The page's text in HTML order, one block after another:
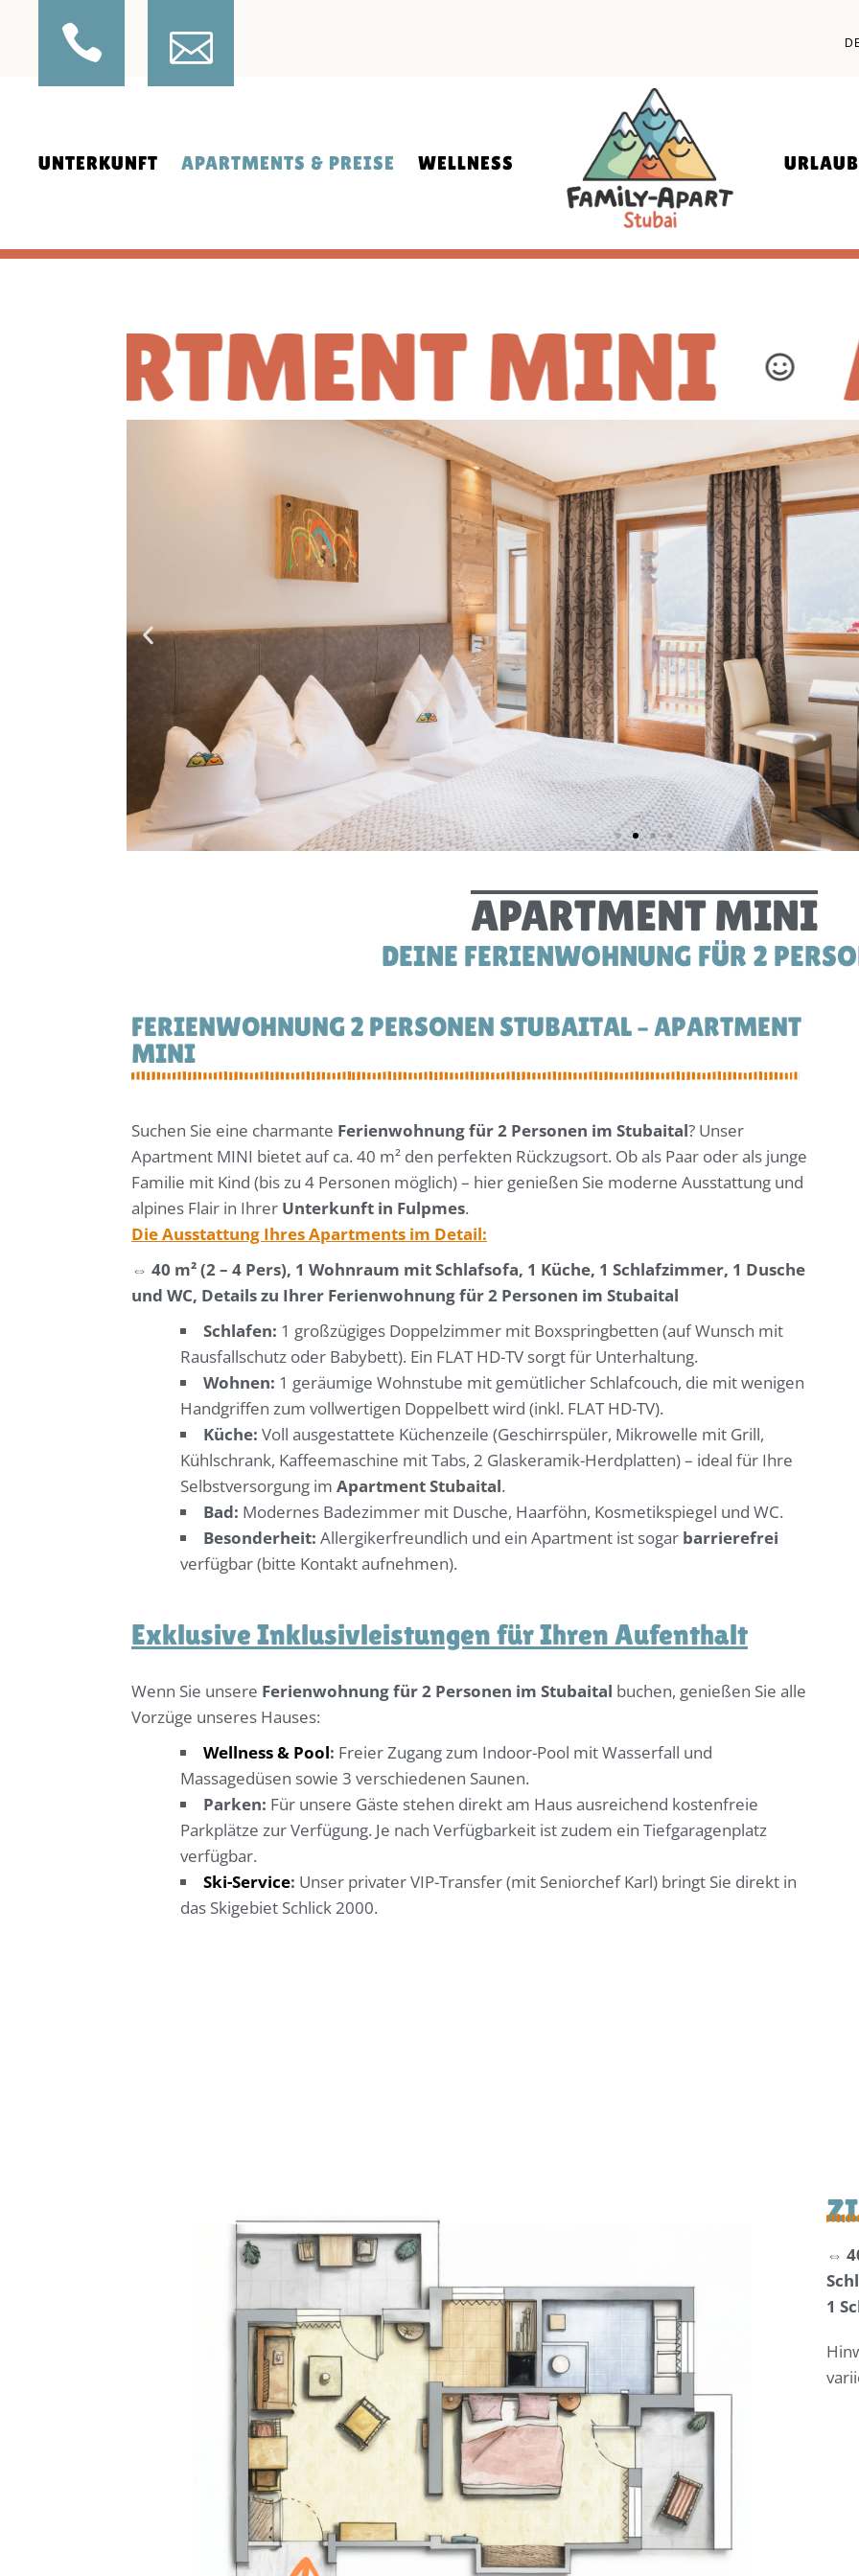
UNTERKUNFT
INDOOR-SPIELRAUM
APARTMENTS & PREISE
APARTMENT MAXI
PREISE APARTMENTS
BUCHUNGSINFOS
WELLNESS
STUBAI
URLAUB
IHRE GASTGEBER
INKLUSIVLEISTUNGEN
APARTMENTS
SKIBUS
BILDERGALERIE
APARTMENT MAXI
FERIENWOHNUNG-2-PERSONEN-
MINI
APARTMENT MINI
DEINE FERIENWOHNUNG FÜR 2
FERIENWOHNUNG 2 PERSONEN STUBAITAL–APARTMENT
MINI
Suchen Sie eine charmante Ferienwohnung für 2 Personen im Stubaital? Unser
Apartment MINI bietet auf ca. 40 m² den perfekten Rückzugsort. Ob als Paar oder als junge
Familie mit Kind (bis zu 4 Personen möglich) – hier genießen Sie moderne Ausstattung und
alpines Flair in Ihrer Unterkunft in Fulpmes.
Die Ausstattung Ihres Apartments im Detail:
⇔ 40 m² (2 – 4 Pers), 1 Wohnraum mit Schlafsofa, 1 Küche, 1 Schlafzimmer, 1 Dusche
und WC, Details zu Ihrer Ferienwohnung für 2 Personen im Stubaital
Schlafen: 1 großzügiges Doppelzimmer mit Boxspringbetten (auf Wunsch mit
Rausfallschutz oder Babybett). Ein FLAT HD-TV sorgt für Unterhaltung.
Wohnen: 1 geräumige Wohnstube mit gemütlicher Schlafcouch, die mit wenigen
Handgriffen zum vollwertigen Doppelbett wird (inkl. FLAT HD-TV).
Küche: Voll ausgestattete Küchenzeile (Geschirrspüler, Mikrowelle mit Grill,
Kühlschrank, Kaffeemaschine mit Tabs, 2 Glaskeramik-Herdplatten) – ideal für Ihre
Selbstversorgung im Apartment Stubaital.
Bad: Modernes Badezimmer mit Dusche, Haarföhn, Kosmetikspiegel und WC.
Besonderheit: Allergikerfreundlich und ein Apartment ist sogar barrierefrei
verfügbar (bitte Kontakt aufnehmen).
Exklusive Inklusivleistungen für Ihren Aufenthalt
Wenn Sie unsere Ferienwohnung für 2 Personen im Stubaital buchen, genießen Sie alle
Vorzüge unseres Hauses:
Wellness & Pool: Freier Zugang zum Indoor-Pool mit Wasserfall und
Massagedüsen sowie 3 verschiedenen Saunen.
Parken: Für unsere Gäste stehen direkt am Haus ausreichend kostenfreie
Parkplätze zur Verfügung. Je nach Verfügbarkeit ist zudem ein Tiefgaragenplatz
verfügbar.
Ski-Service: Unser privater VIP-Transfer (mit Seniorchef Karl) bringt Sie direkt in
das Skigebiet Schlick 2000.
ZI
⇔
1